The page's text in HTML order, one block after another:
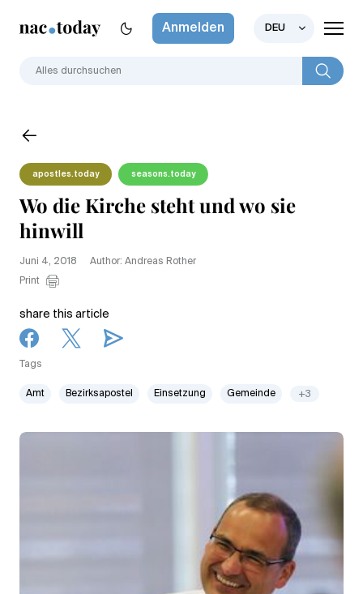
Anmelden DEU
apostles.today seasons.today
Wo die Kirche steht und wo sie
hinwill
Juni 4, 2018
Author: Andreas Rother
Print
share this article
Tags
Amt Bezirksapostel Einsetzung Gemeinde +3